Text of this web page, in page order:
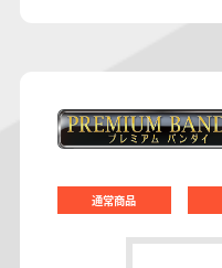
通常商品